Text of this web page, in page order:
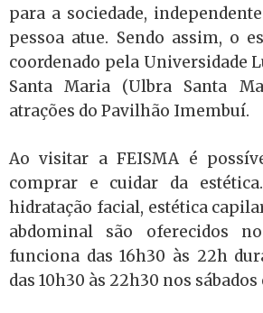
para a sociedade,
pessoa atue. Sendo assim, o
coordenado pela Universidade
Santa Maria (Ulbra Santa
atrações do Pavilhão Imembuí.
Ao visitar a FEISMA é
comprar e cuidar da
hidratação facial, estética
abdominal são oferecidos
funciona das 16h30 às 22h
das 10h30 às 22h30 nos